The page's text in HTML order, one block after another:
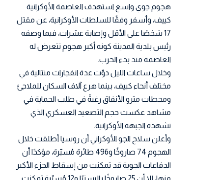
هجوم جوي واسع استهدف العاصمة الأوكرانية
كييف، وأسفر وفقًا للسلطات الأوكرانية، عن مقتل
17 شخصًا على الأقل وإصابة عشرات، فيما وصفه
رئيس بلدية المدينة كونه أكبر هجوم تتعرض له
العاصمة منذ بدء الحرب.
وخلال ساعات الليل دوّت عدة انفجارات متتالية في
مختلف أنحاء كييف، بينما هرع آلاف السكان للملاجئ
ومحطات مترو الأنفاق رغبةً في طلب الحماية في
مشاهد عكست حجم التصعيد العسكري الذي
تشهده الجبهة الأوكرانية.
وأعلن سلاح الجو الأوكراني أن روسيا أطلقت خلال
الهجوم 74 صاروخًا و496 طائرة مُسيّرة، مؤكدًا أن
الدفاعات الجوية قد تمكنت من إسقاط الجزء الأكبر
منها، إلا أن 25 صاروخًا باليستيًا و12 مُسيّرة تمكنت